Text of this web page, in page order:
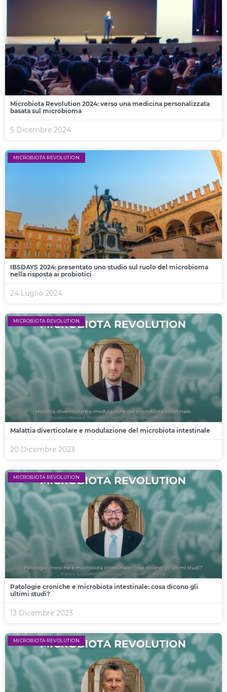
Microbiota Revolution 2024: verso una medicina personalizzata
basata sul microbioma
5 Dicembre 2024
MICROBIOTA REVOLUTION
IBSDAYS 2024: presentato uno studio sul ruolo del microbioma
nella risposta ai probiotici
24 Luglio 2024
MICROBIOTA REVOLUTION
Malattia diverticolare e modulazione del microbiota intestinale
20 Dicembre 2023
MICROBIOTA REVOLUTION
Patologie croniche e microbiota intestinale: cosa dicono gli
ultimi studi?
13 Dicembre 2023
MICROBIOTA REVOLUTION